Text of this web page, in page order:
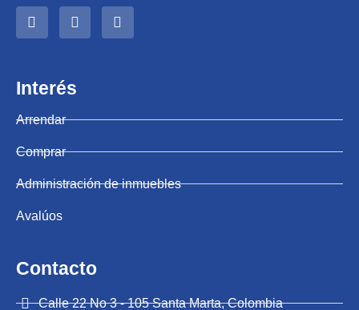
Interés
Arrendar
Comprar
Administración de inmuebles
Avalúos
Contacto
Calle 22 No 3 - 105 Santa Marta, Colombia